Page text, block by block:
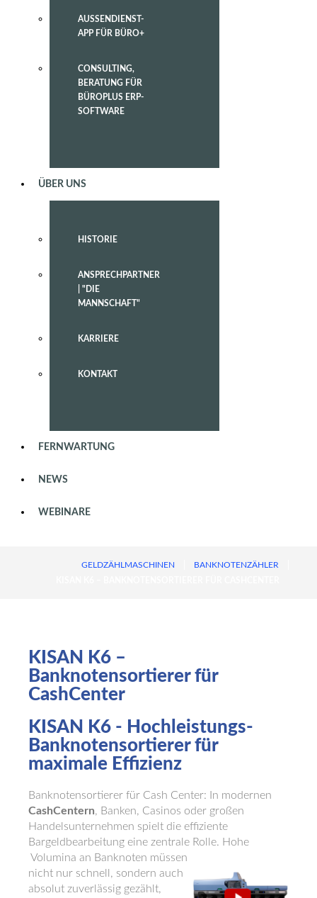
AUSSENDIENST-
APP FÜR BÜRO+
CONSULTING,
BERATUNG FÜR
BÜROPLUS ERP-
SOFTWARE
ÜBER UNS
HISTORIE
ANSPRECHPARTNER
| "DIE
MANNSCHAFT"
KARRIERE
KONTAKT
FERNWARTUNG
NEWS
WEBINARE
GELDZÄHLMASCHINEN
BANKNOTENZÄHLER
KISAN K6 –
Banknotensortierer für
CashCenter
KISAN K6 - Hochleistungs-
Banknotensortierer für
maximale Effizienz
Banknotensortierer für Cash Center: In modernen
CashCentern, Banken, Casinos oder großen
Handelsunternehmen spielt die effiziente
Bargeldbearbeitung eine zentrale Rolle. Hohe
Volumina an Banknoten müssen
nicht nur schnell, sondern auch
absolut zuverlässig gezählt,